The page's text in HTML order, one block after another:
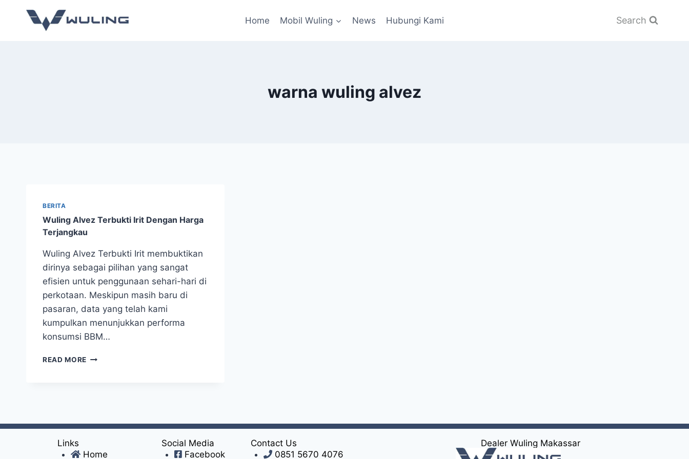
Home Mobil Wuling News Hubungi Kami Search
warna wuling alvez
BERITA
Wuling Alvez Terbukti Irit Dengan Harga
Terjangkau
Wuling Alvez Terbukti Irit membuktikan
dirinya sebagai pilihan yang sangat
efisien untuk penggunaan sehari-hari di
perkotaan. Meskipun masih baru di
pasaran, data yang telah kami
kumpulkan menunjukkan performa
konsumsi BBM…
READ MORE
Links
Home
Social Media
Facebook
Contact Us
0851 5670 4076
Dealer Wuling Makassar